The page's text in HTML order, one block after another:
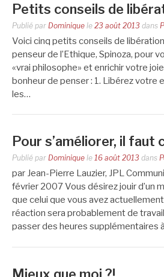
Petits conseils de
Publié par Dominique le 23 août 2013 dans
Voici cinq petits conseils de
penseur de l’Ethique, Spinoza, pour
«vrai philosophe» et enrichir votre
bonheur de penser : 1. Libérez votre
les…
Pour s’améliorer, il faut
Publié par Dominique le 16 août 2013 dans
par Jean-Pierre Lauzier, JPL
février 2007 Vous désirez jouir d’un
que celui que vous avez
réaction sera probablement de
passer des heures supplémentaires
Mieux que moi ?!